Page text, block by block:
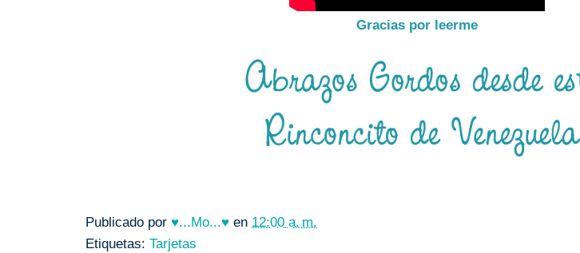
Gracias por leerme
Publicado por ♥...Mo...♥ en 12:00 a. m.
Etiquetas: Tarjetas